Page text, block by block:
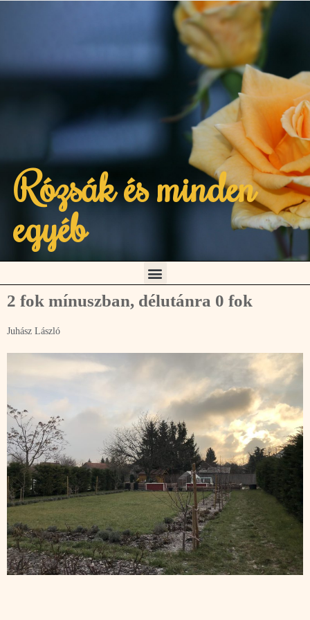
Rózsák és minden
egyéb
2 fok mínuszban, délutánra 0 fok
Juhász László